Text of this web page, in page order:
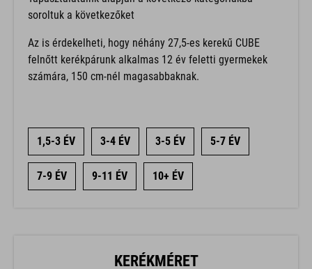
soroltuk a következőket
Az is érdekelheti, hogy néhány 27,5-es kerekű CUBE
felnőtt kerékpárunk alkalmas 12 év feletti gyermekek
számára, 150 cm-nél magasabbaknak.
1,5-3 ÉV 3-4 ÉV 3-5 ÉV 5-7 ÉV
7-9 ÉV 9-11 ÉV 10+ ÉV
KERÉKMÉRET